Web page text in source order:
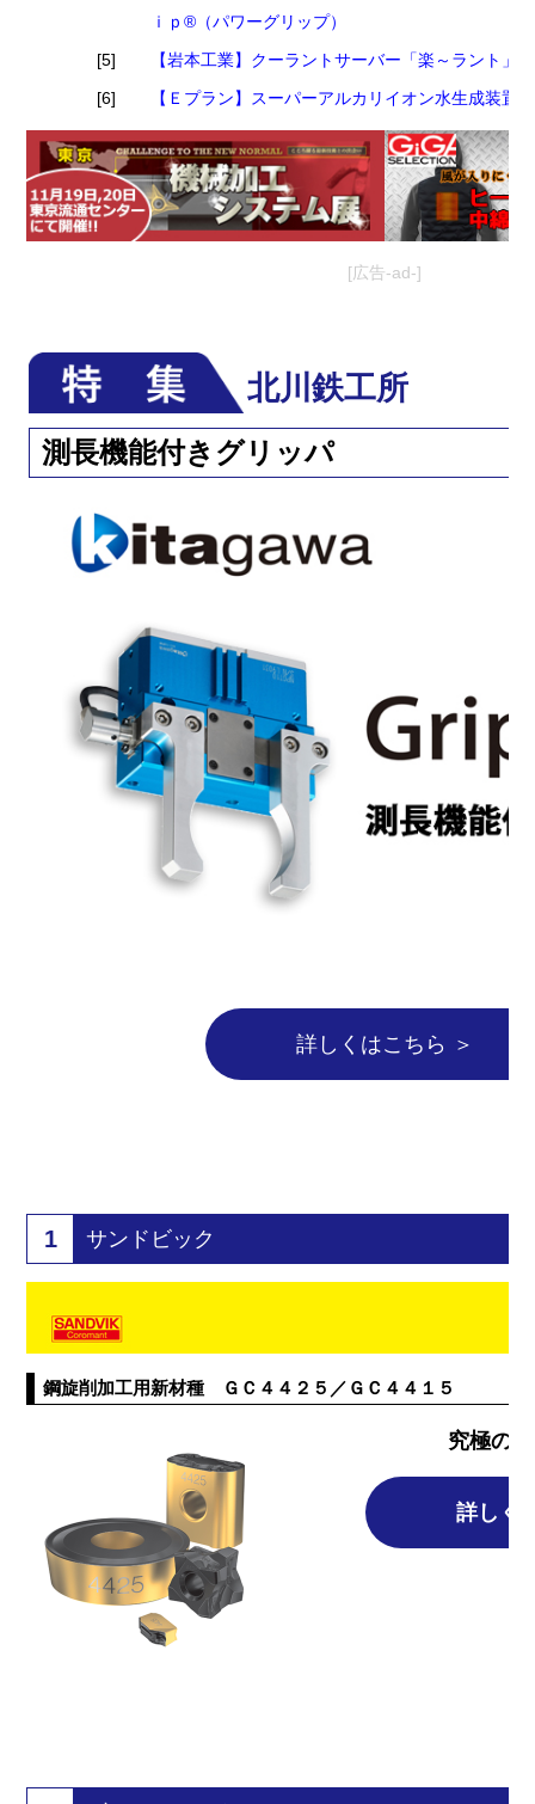
ｉｐ®（パワーグリップ）
[5]
【岩本工業】クーラントサーバー「楽～ラント
[6]
【Ｅプラン】スーパーアルカリイオン水生成装
[広告-ad-]
北川鉄工所
測長機能付きグリッパ
詳しくはこちら ＞
1 サンドビック
鋼旋削加工用新材種 ＧＣ４４２５／ＧＣ４４１５
究極の
詳しく